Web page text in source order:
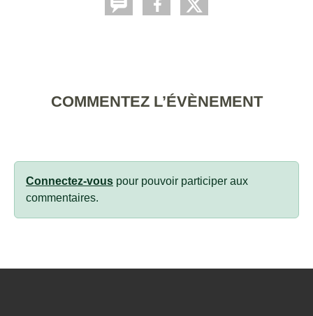
COMMENTEZ L’ÉVÈNEMENT
Connectez-vous pour pouvoir participer aux
commentaires.